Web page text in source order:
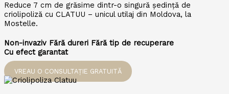
Reduce 7 cm de grăsime dintr-o singură ședință de
criolipoliză cu CLATUU – unicul utilaj din Moldova, la
Mostelle.
Non-invaziv Fără dureri Fără tip de recuperare
Cu efect garantat
VREAU O CONSULTAȚIE GRATUITĂ